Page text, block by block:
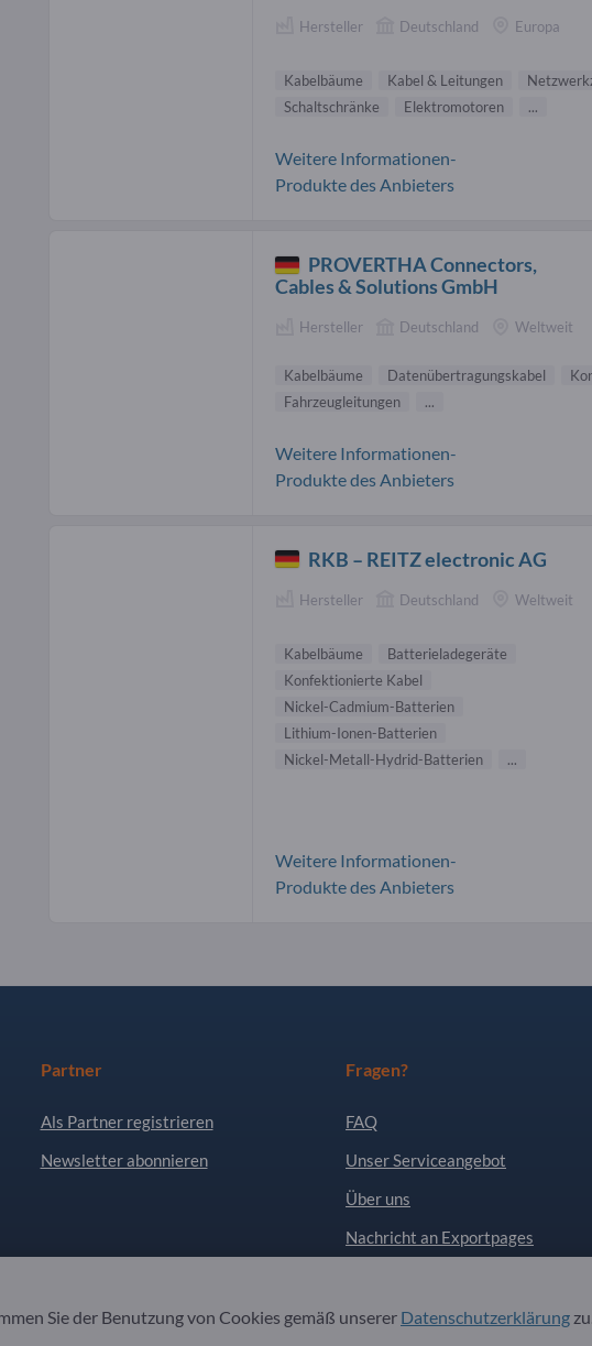
Hersteller Deutschland Europa
Kabelbäume Kabel & Leitungen
Schaltschränke
Elektromotoren ...
Weitere Informationen-
Produkte des Anbieters
PROVERTHA Connectors,
Cables & Solutions GmbH
Hersteller Deutschland Weltweit
Kabelbäume Datenübertragungskabel
Fahrzeugleitungen
...
Weitere Informationen-
Produkte des Anbieters
RKB – REITZ electronic AG
Hersteller Deutschland Weltweit
Kabelbäume
Batterieladegeräte
Konfektionierte Kabel
Nickel-Cadmium-Batterien
Lithium-Ionen-Batterien
Nickel-Metall-Hydrid-Batterien
...
Weitere Informationen-
Produkte des Anbieters
Partner
Als Partner registrieren
Newsletter abonnieren
Fragen?
FAQ
Unser Serviceangebot
Über uns
Nachricht an Exportpages
GmbH. Alle Rechte vorbehalten.
Sie der Benutzung von Cookies gemäß unserer Datenschutzerklärung